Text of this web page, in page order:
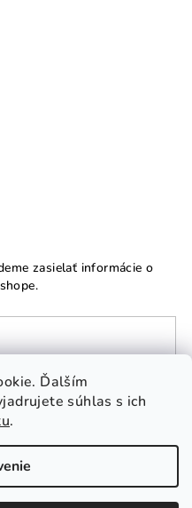
Ďalším
súhlas s ich
.
zasielať informácie o
podmienkami ochrany